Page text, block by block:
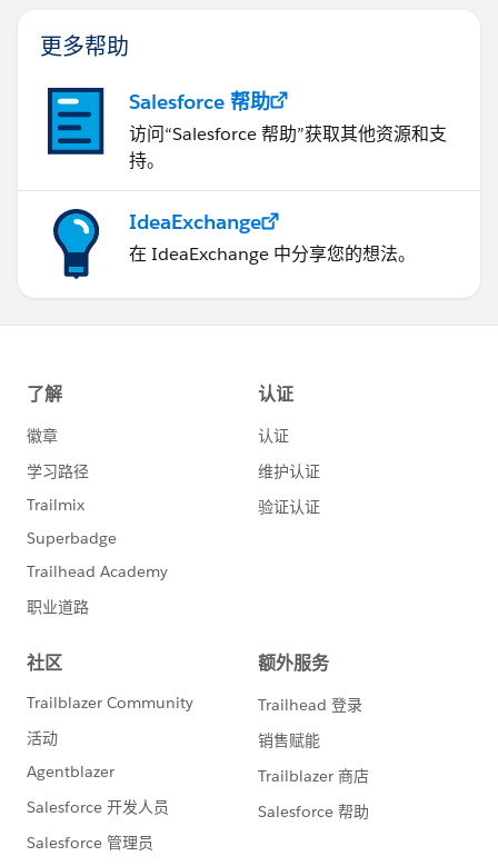
更多帮助
Salesforce 帮助
访问“Salesforce 帮助”获取其他资源和支
持。
IdeaExchange
在 IdeaExchange 中分享您的想法。